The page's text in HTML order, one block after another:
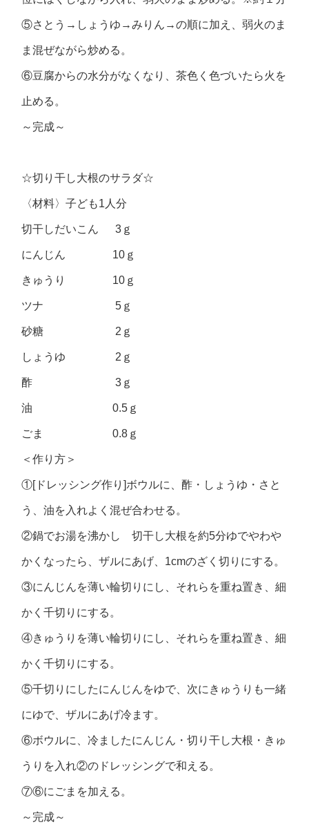
⑤さとう→しょうゆ→みりん→の順に加え、弱火のま
ま混ぜながら炒める。
⑥豆腐からの水分がなくなり、茶色く色づいたら火を
止める。
～完成～
☆切り干し大根のサラダ☆
〈材料〉子ども1人分
切干しだいこん 3ｇ
にんじん 10ｇ
きゅうり 10ｇ
ツナ 5ｇ
砂糖 2ｇ
しょうゆ 2ｇ
酢 3ｇ
油 0.5ｇ
ごま 0.8ｇ
＜作り方＞
①[ドレッシング作り]ボウルに、酢・しょうゆ・さと
う、油を入れよく混ぜ合わせる。
②鍋でお湯を沸かし 切干し大根を約5分ゆでやわや
かくなったら、ザルにあげ、1cmのざく切りにする。
③にんじんを薄い輪切りにし、それらを重ね置き、細
かく千切りにする。
④きゅうりを薄い輪切りにし、それらを重ね置き、細
かく千切りにする。
⑤千切りにしたにんじんをゆで、次にきゅうりも一緒
にゆで、ザルにあげ冷ます。
⑥ボウルに、冷ましたにんじん・切り干し大根・きゅ
うりを入れ②のドレッシングで和える。
⑦⑥にごまを加える。
～完成～